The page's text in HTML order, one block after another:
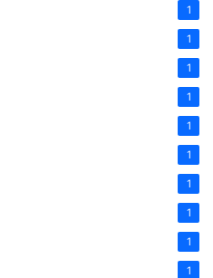
1
1
1
1
1
1
1
1
1
1